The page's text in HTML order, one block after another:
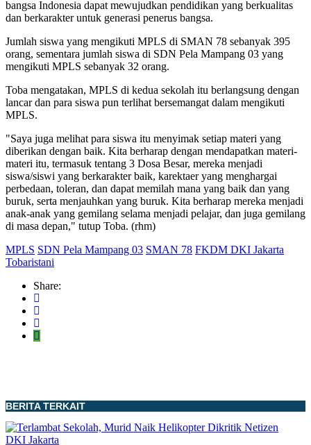
bangsa Indonesia dapat mewujudkan pendidikan yang berkualitas
dan berkarakter untuk generasi penerus bangsa.
Jumlah siswa yang mengikuti MPLS di SMAN 78 sebanyak 395
orang, sementara jumlah siswa di SDN Pela Mampang 03 yang
mengikuti MPLS sebanyak 32 orang.
Toba mengatakan, MPLS di kedua sekolah itu berlangsung dengan
lancar dan para siswa pun terlihat bersemangat dalam mengikuti
MPLS.
"Saya juga melihat para siswa itu menyimak setiap materi yang
diberikan dengan baik. Kita berharap dengan mendapatkan materi-
materi itu, termasuk tentang 3 Dosa Besar, mereka menjadi
siswa/siswi yang berkarakter baik, karektaer yang menghargai
perbedaan, toleran, dan dapat memilah mana yang baik dan yang
buruk, serta menjauhkan yang buruk. Kita berharap mereka menjadi
anak-anak yang gemilang selama menjadi pelajar, dan juga gemilang
di masa depan," tutup Toba. (rhm)
MPLS SDN Pela Mampang 03 SMAN 78 FKDM DKI Jakarta
Tobaristani
Share:
BERITA TERKAIT
DKI Jakarta